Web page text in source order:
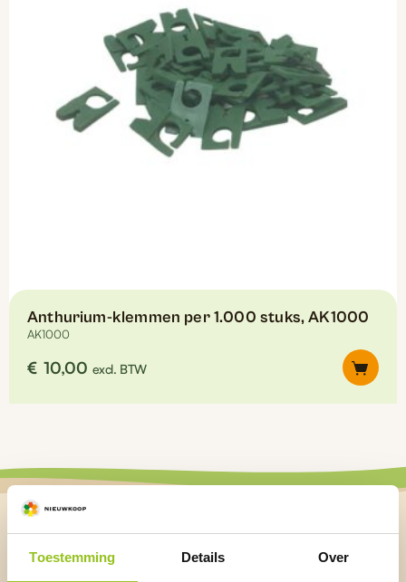
Toestemming Details Over
Anthurium-klemmen per 1.000 stuks, AK1000
AK1000
€ 10,00 excl. BTW
Blijf up-to-date over de laatste
ontwikkelingen